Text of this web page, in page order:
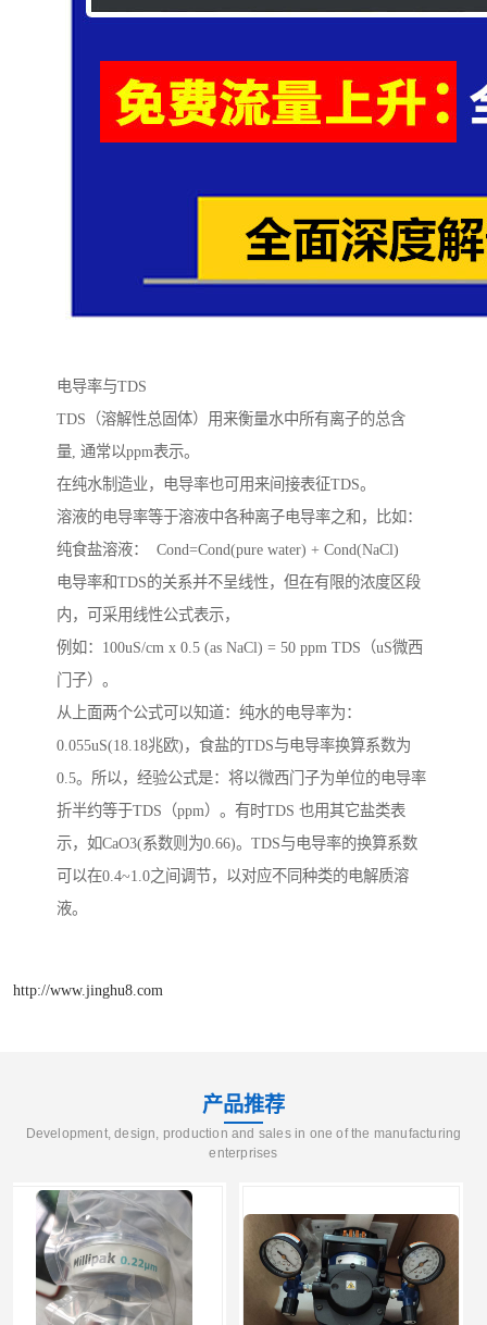
电导率与TDS
TDS（溶解性总固体）用来衡量水中所有离子的总含
量, 通常以ppm表示。
在纯水制造业，电导率也可用来间接表征TDS。
溶液的电导率等于溶液中各种离子电导率之和，比如：
纯食盐溶液： Cond=Cond(pure water) + Cond(NaCl)
电导率和TDS的关系并不呈线性，但在有限的浓度区段
内，可采用线性公式表示，
例如：100uS/cm x 0.5 (as NaCl) = 50 ppm TDS（uS微西
门子）。
从上面两个公式可以知道：纯水的电导率为：
0.055uS(18.18兆欧)，食盐的TDS与电导率换算系数为
0.5。所以，经验公式是：将以微西门子为单位的电导率
折半约等于TDS（ppm）。有时TDS 也用其它盐类表
示，如CaO3(系数则为0.66)。TDS与电导率的换算系数
可以在0.4~1.0之间调节，以对应不同种类的电解质溶
液。
http://www.jinghu8.com
产品推荐
Development, design, production and sales in one of the manufacturing
enterprises